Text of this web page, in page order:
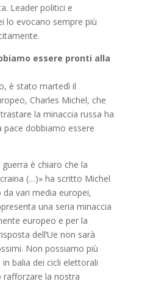
Leader politici e
lo evocano sempre più
essere pronti alla
è stato martedì il
Charles Michel, che
la minaccia russa ha
dobbiamo essere
guerra è chiaro che la
(…)» ha scritto Michel
vari media europei,
una seria minaccia
europeo e per la
dell’Ue non sarà
Non possiamo più
balia dei cicli elettorali
rafforzare la nostra